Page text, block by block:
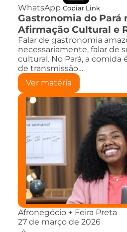
WhatsApp Copiar Link
Gastronomia do Pará
Afirmação Cultural e
Falar de gastronomia
necessariamente, falar de
cultural. No Pará, a comida
de transmissão…
Ver matéria
Afronegócio + Feira Preta
27 de março de 2026